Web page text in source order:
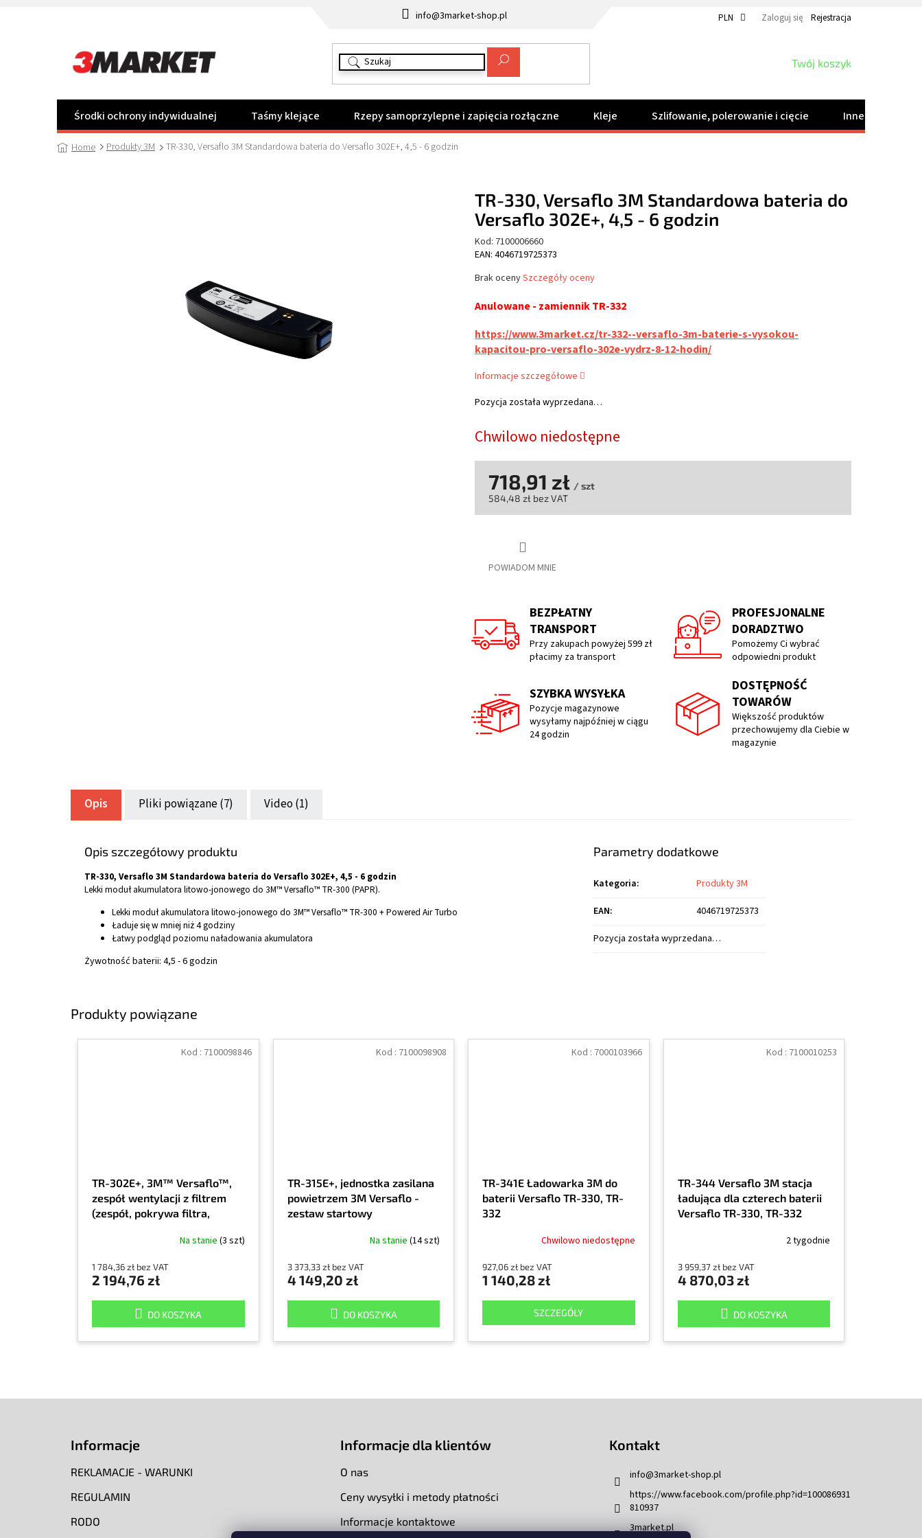
info@3market-shop.pl PLN Zaloguj się Rejestracja
KOSZYK
Twój koszyk
Środki ochrony indywidualnej Taśmy klejące Rzepy samoprzylepne i zapięcia rozłączne Kleje Szlifowanie, polerowanie i cięcie Inne produkty
Home Produkty 3M TR-330, Versaflo 3M Standardowa bateria do Versaflo 302E+, 4,5 - 6 godzin
Chwilowo niedostępne
Pozycja została wyprzedana…
Anulowane - zamiennik TR-332
https://www.3market.cz/tr-332--versaflo-3m-baterie-s-vysokou-
kapacitou-pro-versaflo-302e-vydrz-8-12-hodin/
Informacje szczegółowe
POWIADOM MNIE
718,91 zł / szt
584,48 zł bez VAT
TR-330, Versaflo 3M Standardowa bateria do
Versaflo 302E+, 4,5 - 6 godzin
Kod: 7100006660
EAN: 4046719725373
Średnia
produktu
0,0
na
5
gwiazdek.
Brak ocenySzczegóły oceny
BEZPŁATNY
TRANSPORT
Przy zakupach powyżej 599 zł
płacimy za transport
PROFESJONALNE
DORADZTWO
Pomożemy Ci wybrać
odpowiedni produkt
SZYBKA WYSYŁKA
Pozycje magazynowe
wysyłamy najpóźniej w ciągu
24 godzin
DOSTĘPNOŚĆ
TOWARÓW
Większość produktów
przechowujemy dla Ciebie w
magazynie
Produkty powiązane
TR-302E+, 3M™ Versaflo™,
zespół wentylacji z filtrem
(zespół, pokrywa filtra,
Na stanie (3 szt)
1 784,36 zł bez VAT
2 194,76 zł
DO KOSZYKA
Kod : 7100098846
TR-315E+, jednostka zasilana
powietrzem 3M Versaflo -
zestaw startowy
Na stanie (14 szt)
3 373,33 zł bez VAT
4 149,20 zł
DO KOSZYKA
Kod : 7100098908
TR-341E Ładowarka 3M do
baterii Versaflo TR-330, TR-
332
Chwilowo niedostępne
927,06 zł bez VAT
1 140,28 zł
SZCZEGÓŁY
Kod : 7000103966
TR-344 Versaflo 3M stacja
ładująca dla czterech baterii
Versaflo TR-330, TR-332
2 tygodnie
3 959,37 zł bez VAT
4 870,03 zł
DO KOSZYKA
Kod : 7100010253
Opis Pliki powiązane (7) Video (1)
Opis szczegółowy produktu
TR-330, Versaflo 3M Standardowa bateria do Versaflo 302E+, 4,5 - 6 godzin
Lekki moduł akumulatora litowo-jonowego do 3M™ Versaflo™ TR-300 (PAPR).
Lekki moduł akumulatora litowo-jonowego do 3M™ Versaflo™ TR-300 + Powered Air Turbo
Ładuje się w mniej niż 4 godziny
Łatwy podgląd poziomu naładowania akumulatora
Żywotność baterii: 4,5 - 6 godzin
Parametry dodatkowe
Kategoria:
Produkty 3M
EAN:
4046719725373
Pozycja została wyprzedana…
Informacje
REKLAMACJE - WARUNKI
REGULAMIN
RODO
Informacje dla klientów
O nas
Ceny wysyłki i metody płatności
Informacje kontaktowe
Kontakt
info@3market-shop.pl
https://www.facebook.com/profile.php?id=100086931
810937
3market.pl